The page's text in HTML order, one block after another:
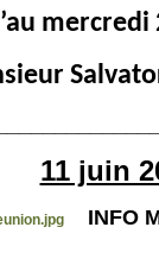
mercredi
11 juin
INFO